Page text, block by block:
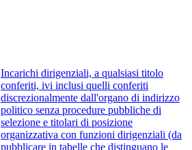
Incarichi dirigenziali, a qualsiasi titolo
conferiti, ivi inclusi quelli conferiti
discrezionalmente dall'organo di indirizzo
politico senza procedure pubbliche di
selezione e titolari di posizione
organizzativa con funzioni dirigenziali (da
pubblicare in tabelle che distinguano le